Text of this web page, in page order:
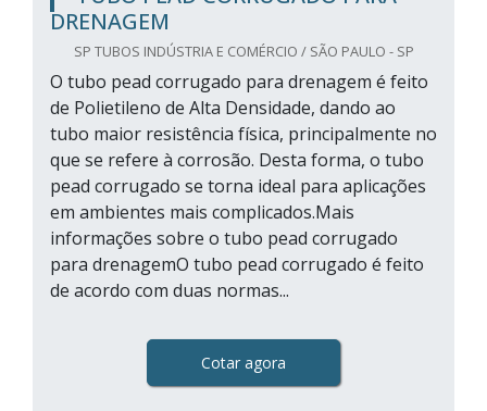
DRENAGEM
SP TUBOS INDÚSTRIA E COMÉRCIO / SÃO PAULO - SP
O tubo pead corrugado para drenagem é feito
de Polietileno de Alta Densidade, dando ao
tubo maior resistência física, principalmente no
que se refere à corrosão. Desta forma, o tubo
pead corrugado se torna ideal para aplicações
em ambientes mais complicados.Mais
informações sobre o tubo pead corrugado
para drenagemO tubo pead corrugado é feito
de acordo com duas normas...
Cotar agora